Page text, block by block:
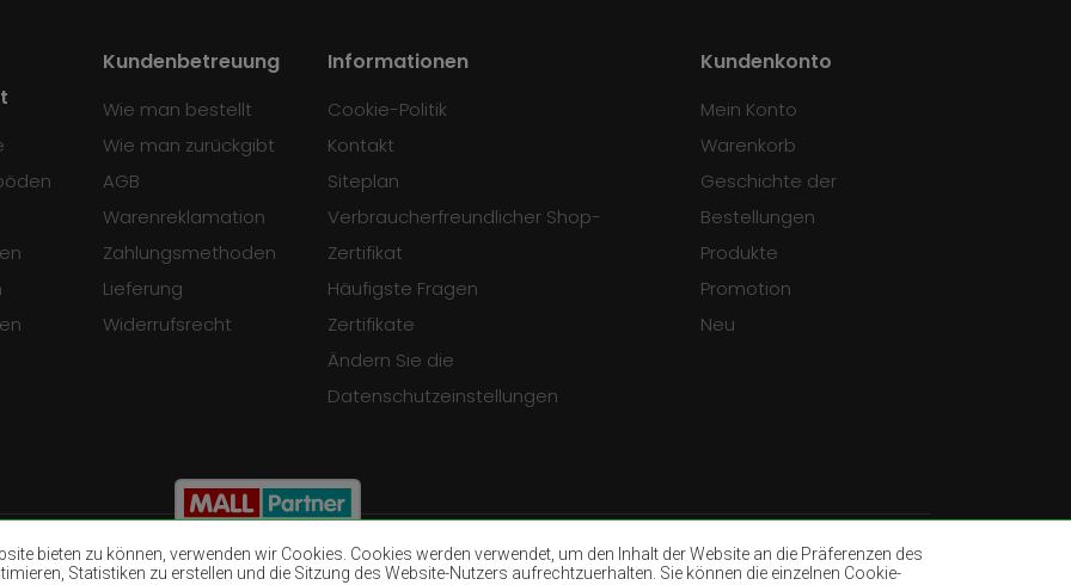
bieten zu können, verwenden wir Cookies. Cookies werden verwendet, um den Inhalt der Website an die Präferenzen des
Statistiken zu erstellen und die Sitzung des Website-Nutzers aufrechtzuerhalten. Sie können die einzelnen Cookie-
Kundenbetreuung
Wie man bestellt
Wie man zurückgibt
AGB
Warenreklamation
Zahlungsmethoden
Lieferung
Widerrufsrecht
Informationen
Cookie-Politik
Kontakt
Siteplan
Verbraucherfreundlicher Shop-
Zertifikat
Häufigste Fragen
Zertifikate
Ändern Sie die
Datenschutzeinstellungen
Kundenkonto
Mein Konto
Warenkorb
Geschichte der
Bestellungen
Produkte
Promotion
Neu